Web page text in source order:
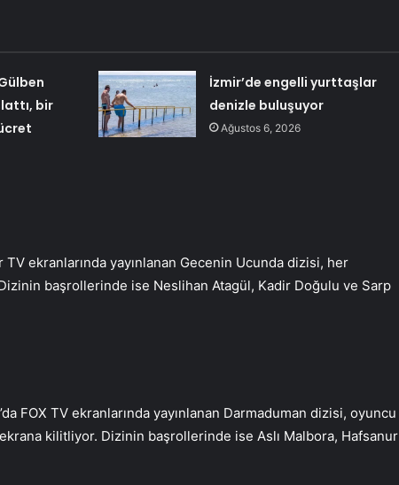
bir
İzmir’de engelli yurttaşlar
denizle buluşuyor
Ağustos 6, 2026
TV ekranlarında yayınlanan Gecenin Ucunda dizisi, her
başrollerinde ise Neslihan Atagül, Kadir Doğulu ve Sarp
FOX TV ekranlarında yayınlanan Darmaduman dizisi, oyuncu
kilitliyor. Dizinin başrollerinde ise Aslı Malbora, Hafsanur